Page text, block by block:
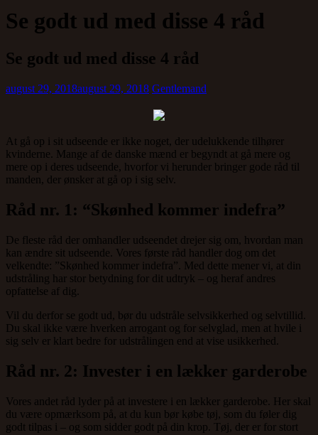
Se godt ud med disse 4 råd
Se godt ud med disse 4 råd
august 29, 2018august 29, 2018 Gentlemand
At gå op i sit udseende er ikke noget, der udelukkende tilhører
kvinderne. Mange af de danske mænd er begyndt at gå mere og
mere op i deres udseende, hvorfor vi herunder bringer gode råd til
manden, der ønsker at gå op i sig selv.
Råd nr. 1: “Skønhed kommer indefra”
De fleste råd der omhandler udseendet drejer sig om, hvordan man
kan ændre sit udseende. Vores første råd handler dog om det
velkendte: ”Skønhed kommer indefra”. Med dette mener vi, at din
udstråling har stor betydning for dit udtryk – og heraf andres
opfattelse af dig.
Vil du derfor se godt ud, bør du udstråle selvsikkerhed og selvtillid.
Du skal ikke være hverken arrogant og for selvglad, men at hvile i
sig selv er klart bedre for udstrålingen end at vise usikkerhed.
Råd nr. 2: Invester i en lækker garderobe
Vores andet råd lyder på at investere i en lækker garderobe. Her skal
du være opmærksom på, at du kun bør købe tøj, som du føler dig
godt tilpas i – og som sidder godt på din krop. Tøj, der er for stort